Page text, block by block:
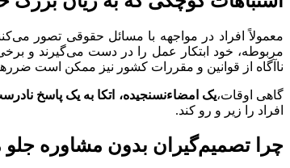
معمولاً افراد در مواجهه با مسائل حقوقی تصور
مربوطه، خود ابتکار عمل را در دست می‌گیرند و
ناآگاه از قوانین و مقررات کشور نیز ممکن است
گاهی اوقات،یک امضاء‌نسنجیده، اتکا به یک پاسخ
افراد را زیر و رو کند.
چرا تصمیم‌گیران بدون مشاوره